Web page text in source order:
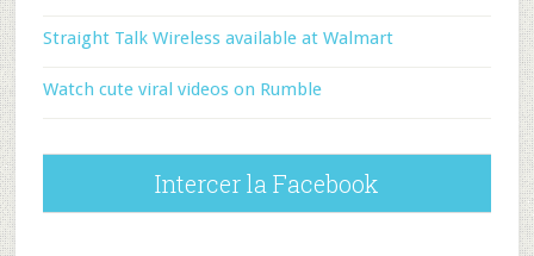
Straight Talk Wireless available at Walmart
Watch cute viral videos on Rumble
Intercer la Facebook